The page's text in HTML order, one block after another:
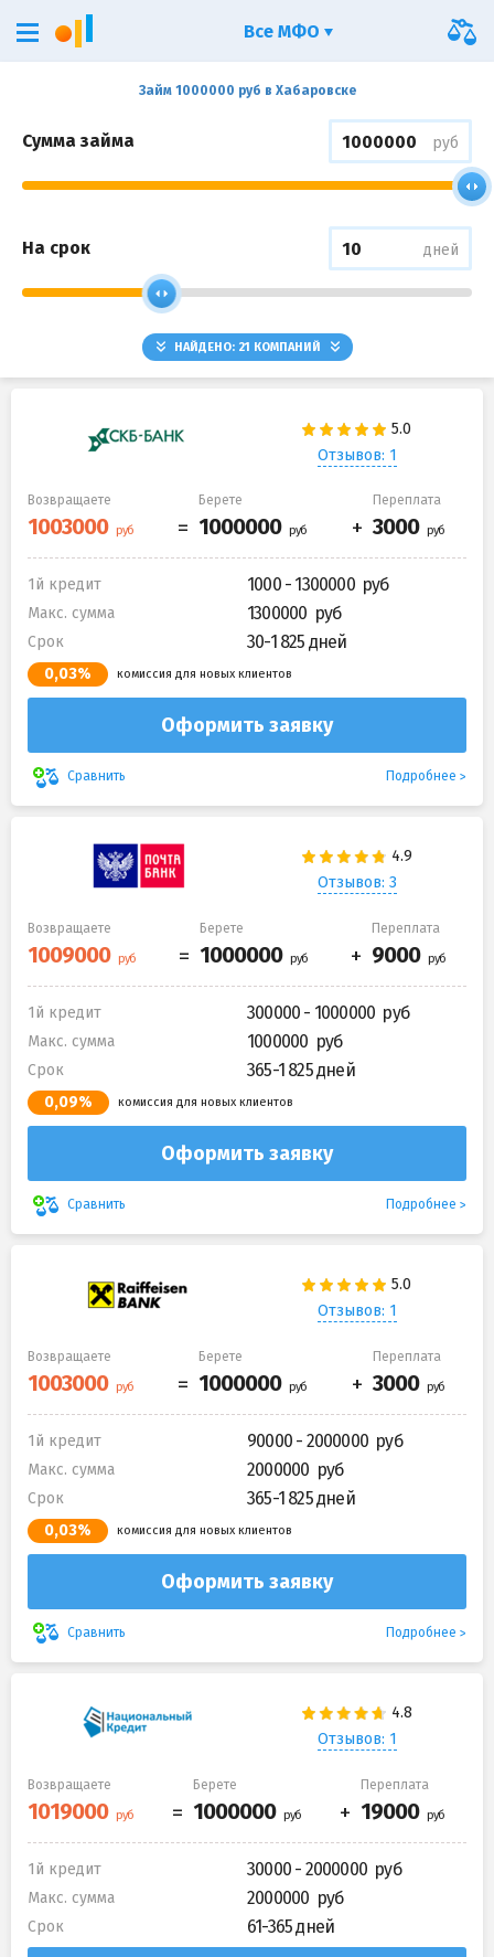
Займ 1000000 руб в Хабаровске
Сумма займа руб
На срок дней
НАЙДЕНО: 21 КОМПАНИЙ
Отзывов: 1
Возвращаете Берете Переплата
1й кредит 1000 - 1300000
Макс. сумма 1300000
Срок 30-1 825 дней
0,03% комиссия для новых клиентов
Оформить заявку
Сравнить Подробнее
Отзывов: 3
Возвращаете Берете Переплата
1й кредит 300000 - 1000000
Макс. сумма 1000000
Срок 365-1 825 дней
0,09% комиссия для новых клиентов
Оформить заявку
Сравнить Подробнее
Отзывов: 1
Возвращаете Берете Переплата
1й кредит 90000 - 2000000
Макс. сумма 2000000
Срок 365-1 825 дней
0,03% комиссия для новых клиентов
Оформить заявку
Сравнить Подробнее
Отзывов: 1
Возвращаете Берете Переплата
1й кредит 30000 - 2000000
Макс. сумма 2000000
Срок 61-365 дней
Все МФО